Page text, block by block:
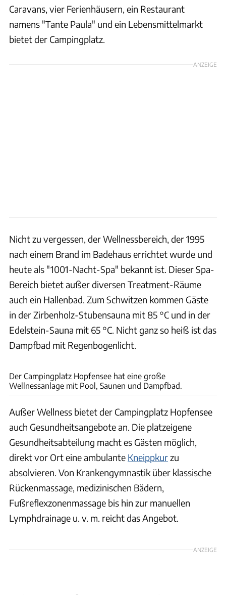
Caravans, vier Ferienhäusern, ein Restaurant
namens "Tante Paula" und ein Lebensmittelmarkt
bietet der Campingplatz.
ANZEIGE
Nicht zu vergessen, der Wellnessbereich, der 1995
nach einem Brand im Badehaus errichtet wurde und
heute als "1001-Nacht-Spa" bekannt ist. Dieser Spa-
Bereich bietet außer diversen Treatment-Räume
auch ein Hallenbad. Zum Schwitzen kommen Gäste
in der Zirbenholz-Stubensauna mit 85 °C und in der
Edelstein-Sauna mit 65 °C. Nicht ganz so heiß ist das
Dampfbad mit Regenbogenlicht.
Der Campingplatz Hopfensee hat eine große
Wellnessanlage mit Pool, Saunen und Dampfbad.
Außer Wellness bietet der Campingplatz Hopfensee
auch Gesundheitsangebote an. Die platzeigene
Gesundheitsabteilung macht es Gästen möglich,
direkt vor Ort eine ambulante Kneippkurzu
absolvieren. Von Krankengymnastik über klassische
Rückenmassage, medizinischen Bädern,
Fußreflexzonenmassage bis hin zur manuellen
Lymphdrainage u. v. m. reicht das Angebot.
ANZEIGE